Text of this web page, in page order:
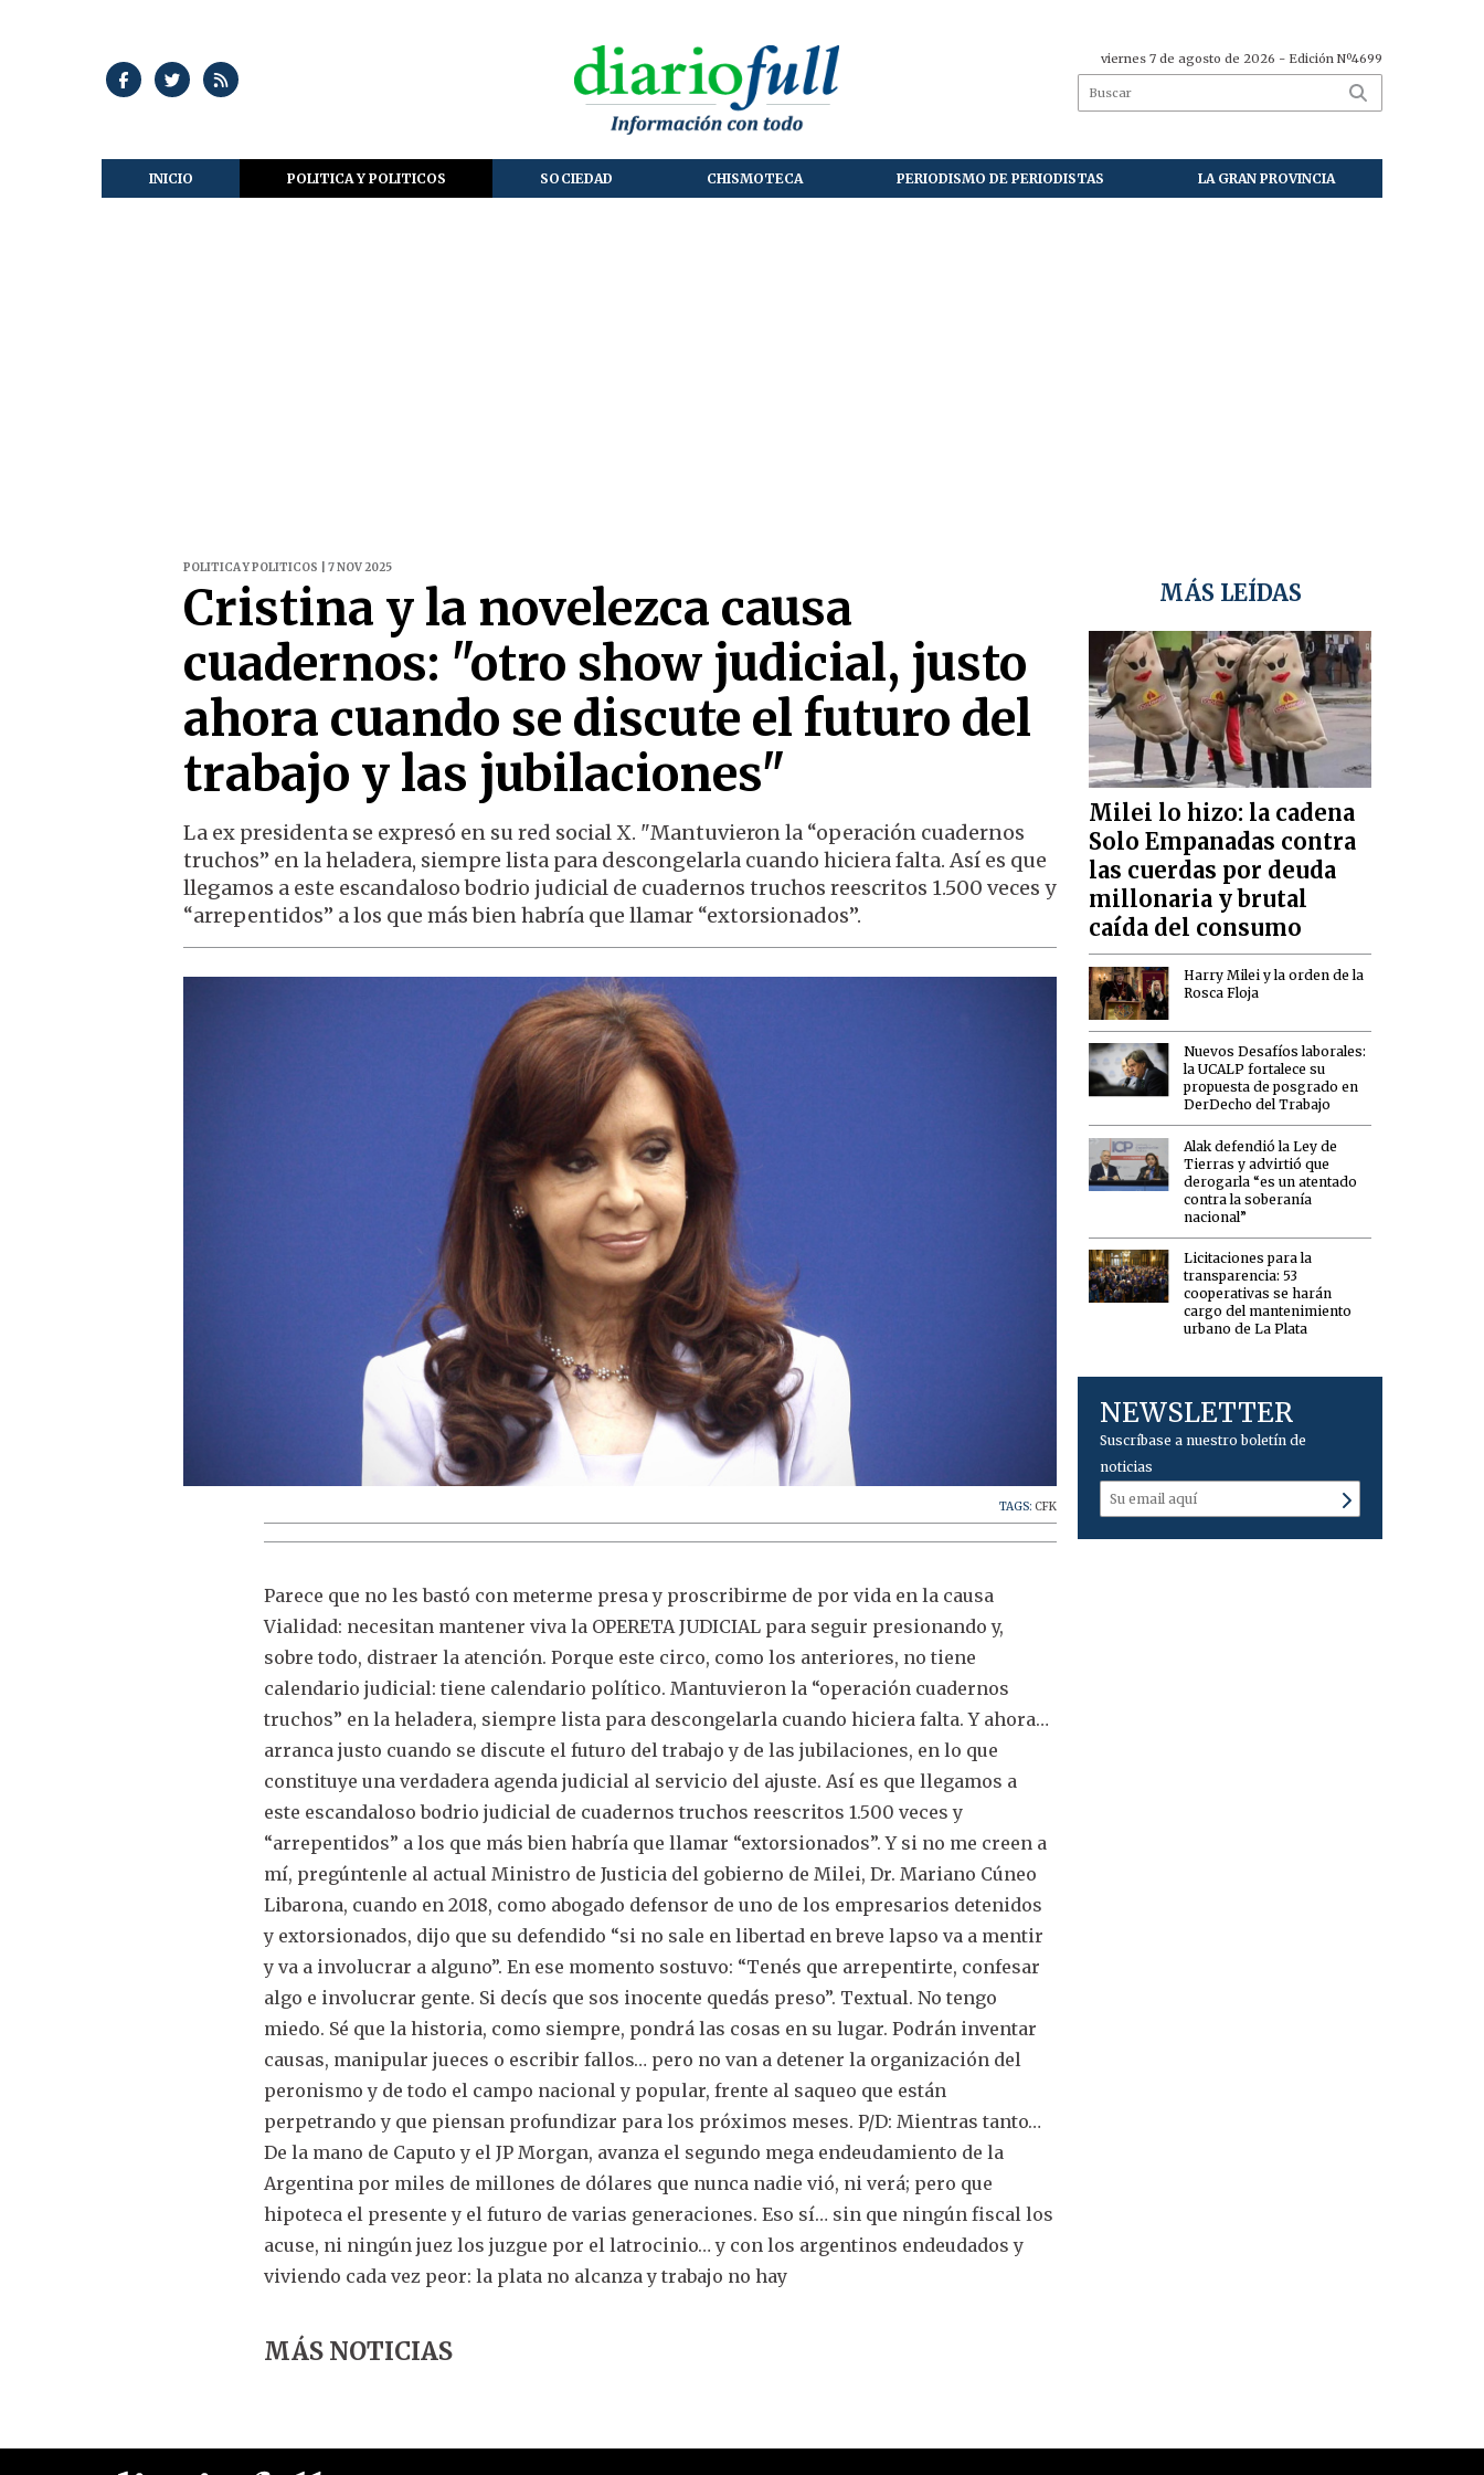
viernes 7 de agosto de 2026 - Edición Nº4699
INICIO POLITICA Y POLITICOS SOCIEDAD CHISMOTECA PERIODISMO DE PERIODISTAS LA GRAN PROVINCIA
POLITICA Y POLITICOS | 7 NOV 2025
Cristina y la novelezca causa
cuadernos: "otro show judicial, justo
ahora cuando se discute el futuro del
trabajo y las jubilaciones"
La ex presidenta se expresó en su red social X. "Mantuvieron la “operación cuadernos
truchos” en la heladera, siempre lista para descongelarla cuando hiciera falta. Así es que
llegamos a este escandaloso bodrio judicial de cuadernos truchos reescritos 1.500 veces y
“arrepentidos” a los que más bien habría que llamar “extorsionados”.
TAGS: CFK
Parece que no les bastó con meterme presa y proscribirme de por vida en la causa
Vialidad: necesitan mantener viva la OPERETA JUDICIAL para seguir presionando y,
sobre todo, distraer la atención. Porque este circo, como los anteriores, no tiene
calendario judicial: tiene calendario político. Mantuvieron la “operación cuadernos
truchos” en la heladera, siempre lista para descongelarla cuando hiciera falta. Y ahora…
arranca justo cuando se discute el futuro del trabajo y de las jubilaciones, en lo que
constituye una verdadera agenda judicial al servicio del ajuste. Así es que llegamos a
este escandaloso bodrio judicial de cuadernos truchos reescritos 1.500 veces y
“arrepentidos” a los que más bien habría que llamar “extorsionados”. Y si no me creen a
mí, pregúntenle al actual Ministro de Justicia del gobierno de Milei, Dr. Mariano Cúneo
Libarona, cuando en 2018, como abogado defensor de uno de los empresarios detenidos
y extorsionados, dijo que su defendido “si no sale en libertad en breve lapso va a mentir
y va a involucrar a alguno”. En ese momento sostuvo: “Tenés que arrepentirte, confesar
algo e involucrar gente. Si decís que sos inocente quedás preso”. Textual. No tengo
miedo. Sé que la historia, como siempre, pondrá las cosas en su lugar. Podrán inventar
causas, manipular jueces o escribir fallos… pero no van a detener la organización del
peronismo y de todo el campo nacional y popular, frente al saqueo que están
perpetrando y que piensan profundizar para los próximos meses. P/D: Mientras tanto…
De la mano de Caputo y el JP Morgan, avanza el segundo mega endeudamiento de la
Argentina por miles de millones de dólares que nunca nadie vió, ni verá; pero que
hipoteca el presente y el futuro de varias generaciones. Eso sí… sin que ningún fiscal los
acuse, ni ningún juez los juzgue por el latrocinio… y con los argentinos endeudados y
viviendo cada vez peor: la plata no alcanza y trabajo no hay
MÁS NOTICIAS
MÁS LEÍDAS
Milei lo hizo: la cadena
Solo Empanadas contra
las cuerdas por deuda
millonaria y brutal
caída del consumo
Harry Milei y la orden de la
Rosca Floja
Nuevos Desafíos laborales:
la UCALP fortalece su
propuesta de posgrado en
DerDecho del Trabajo
Alak defendió la Ley de
Tierras y advirtió que
derogarla “es un atentado
contra la soberanía
nacional”
Licitaciones para la
transparencia: 53
cooperativas se harán
cargo del mantenimiento
urbano de La Plata
NEWSLETTER
Suscríbase a nuestro boletín de
noticias